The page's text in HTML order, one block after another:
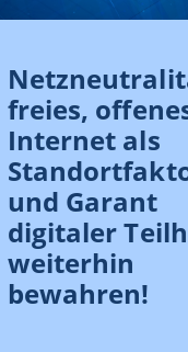
freies,
Internet als
und Garant
digitaler
weiterhin
bewahren!